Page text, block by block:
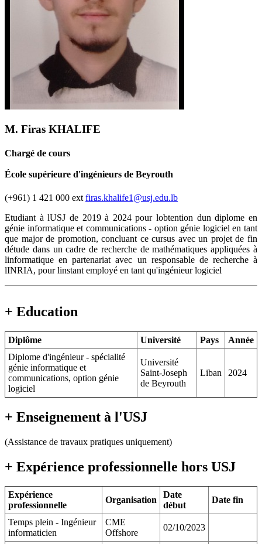
M. Firas KHALIFE
Chargé de cours
École supérieure d'ingénieurs de Beyrouth
(+961) 1 421 000 ext firas.khalife1@usj.edu.lb
Etudiant à lUSJ de 2019 à 2024 pour lobtention dun diplome en
génie informatique et communications - option génie logiciel en tant
que major de promotion, concluant ce cursus avec un projet de fin
détude dans un cadre de recherche de mathématiques appliquées à
linformatique en partenariat avec un responsable de recherche à
lINRIA, pour linstant employé en tant qu'ingénieur logiciel
+ Education
Diplôme Université Pays
Année
Diplome d'ingénieur - spécialité
génie informatique et
communications, option génie
logiciel
Université
Saint-Joseph
de Beyrouth
Liban 2024
+ Enseignement à l'USJ
(Assistance de travaux pratiques uniquement)
+ Expérience professionnelle hors USJ
Expérience
professionnelle
Organisation
Date
début
Date fin
Temps plein - Ingénieur
informaticien
CME
Offshore
02/10/2023